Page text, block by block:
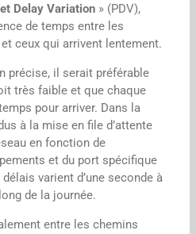
Delay Variation » (PDV),
de temps entre les
ceux qui arrivent lentement.
précise, il serait préférable
très faible et que chaque
pour arriver. Dans la
à la mise en file d’attente
en fonction de
et du port spécifique
varient d’une seconde à
de la journée.
entre les chemins